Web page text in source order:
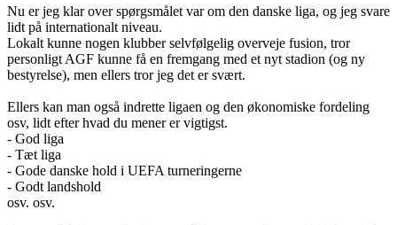
Nu er jeg klar over spørgsmålet var om den danske liga, og jeg svare
lidt på internationalt niveau.
Lokalt kunne nogen klubber selvfølgelig overveje fusion, tror
personligt AGF kunne få en fremgang med et nyt stadion (og ny
bestyrelse), men ellers tror jeg det er svært.
Ellers kan man også indrette ligaen og den økonomiske fordeling
osv, lidt efter hvad du mener er vigtigst.
- God liga
- Tæt liga
- Gode danske hold i UEFA turneringerne
- Godt landshold
osv. osv.